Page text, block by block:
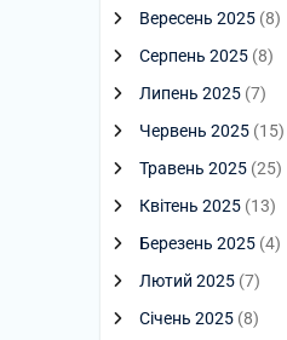
Вересень 2025 (8)
Серпень 2025 (8)
Липень 2025 (7)
Червень 2025 (15)
Травень 2025 (25)
Квітень 2025 (13)
Березень 2025 (4)
Лютий 2025 (7)
Січень 2025 (8)